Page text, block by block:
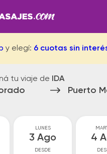
y elegí: 6 cuotas sin
tu viaje de IDA
Puerto
LUNES
3 Ago
DESDE
4